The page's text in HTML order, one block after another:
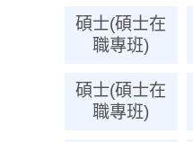
碩士(碩士在
職專班)
碩士(碩士在
職專班)